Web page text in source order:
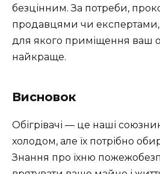
безцінним. За потреби,
продавцями чи експертами,
для якого приміщення ваш
найкраще.
Висновок
Обігрівачі — це наші
холодом, але їх потрібно
Знання про їхню